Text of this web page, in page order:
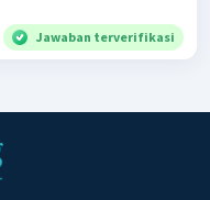
Jawaban terverifikasi